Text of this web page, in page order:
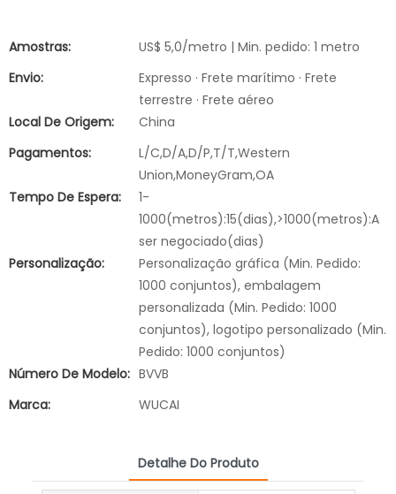
Amostras:
US$ 5,0/metro | Min. pedido: 1 metro
Envio:
Expresso · Frete marítimo · Frete
terrestre · Frete aéreo
Local De Origem:
China
Pagamentos:
L/C,D/A,D/P,T/T,Western
Union,MoneyGram,OA
Tempo De Espera:
1-
1000(metros):15(dias),>1000(metros):A
ser negociado(dias)
Personalização:
Personalização gráfica (Min. Pedido:
1000 conjuntos), embalagem
personalizada (Min. Pedido: 1000
conjuntos), logotipo personalizado (Min.
Pedido: 1000 conjuntos)
Número De Modelo: BVVB
Marca:
WUCAI
Detalhe Do Produto